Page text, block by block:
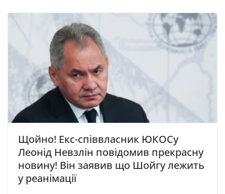
Щойно! Екc-cпiввлacник ЮКОСу
Лeoнiд Нeвзлiн повідомив прекрасну
новину! Він заявив що Шoйгу лeжить
у peaнiмaцiї